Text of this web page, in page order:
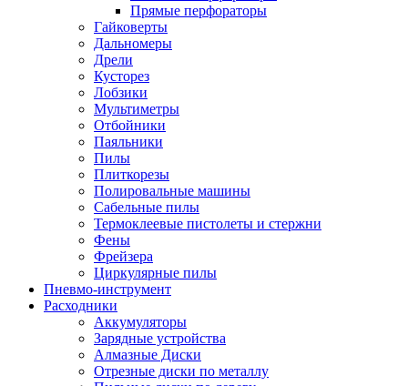
Прямые перфораторы
Гайковерты
Дальномеры
Дрели
Кусторез
Лобзики
Мультиметры
Отбойники
Паяльники
Пилы
Плиткорезы
Полировальные машины
Сабельные пилы
Термоклеевые пистолеты и стержни
Фены
Фрейзера
Циркулярные пилы
Пневмо-инструмент
Расходники
Аккумуляторы
Зарядные устройства
Алмазные Диски
Отрезные диски по металлу